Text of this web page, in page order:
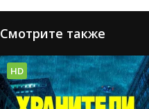
Смотрите также
HD